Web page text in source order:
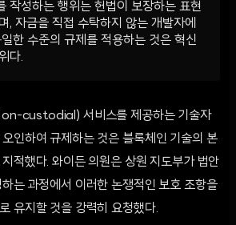
작성하는 행위는 헌법이 보장하는 표현
, 자금을 직접 수탁하지 않는 개발자에
한 수준의 규제를 적용하는 것은 혁신
다.
custodial) 서비스를 제공하는 기술자
인하여 규제하는 것은 블록체인 기술의 본
적했다. 와이든 의원은 상원 지도부가 법안
는 과정에서 이러한 논쟁적인 보호 조항을
유지할 것을 강력히 요청했다.